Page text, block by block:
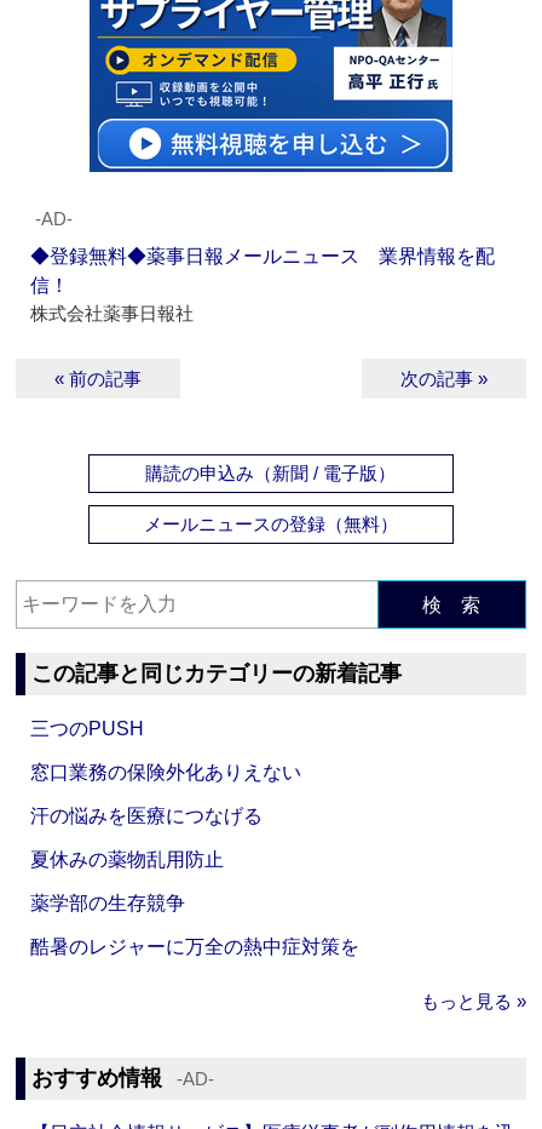
‐AD‐
◆登録無料◆薬事日報メールニュース 業界情報を配
信！
株式会社薬事日報社
« 前の記事 次の記事 »
購読の申込み（新聞 / 電子版）
メールニュースの登録（無料）
検 索
この記事と同じカテゴリーの新着記事
三つのPUSH
窓口業務の保険外化ありえない
汗の悩みを医療につなげる
夏休みの薬物乱用防止
薬学部の生存競争
酷暑のレジャーに万全の熱中症対策を
もっと見る »
おすすめ情報 ‐AD‐